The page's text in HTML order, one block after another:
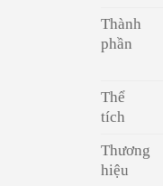
Thành
phần
Thể
tích
Thương
hiệu